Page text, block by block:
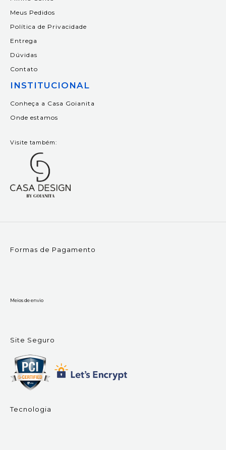
Meus Pedidos
Política de Privacidade
Entrega
Dúvidas
Contato
INSTITUCIONAL
Conheça a Casa Goianita
Onde estamos
Visite também:
Formas de Pagamento
Meios de envio
Site Seguro
Tecnologia